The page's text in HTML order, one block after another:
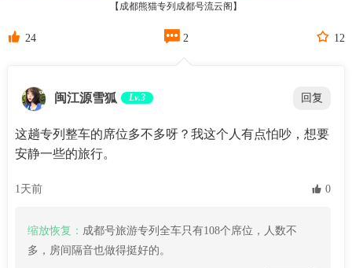
【成都熊猫专列成都号流云阁】
 24  2  12
闽江源雪狐 Lv.3 回复
这趟专列整车的席位多不多呀？我这个人有点怕吵，想要
安静一些的旅行。
1天前  0
缩放恢复： 成都号旅游专列全车只有108个席位，人数不
多，房间隔音也做得挺好的。